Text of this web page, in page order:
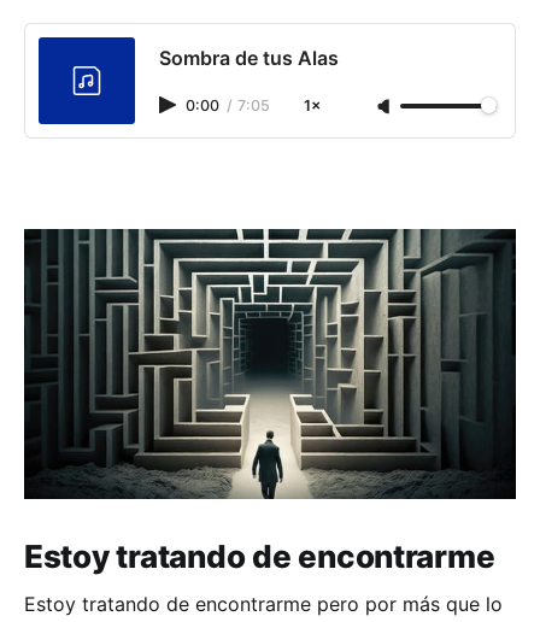
Sombra de tus Alas
0:00 / 7:05 1×
Estoy tratando de encontrarme
Estoy tratando de encontrarme pero por más que lo